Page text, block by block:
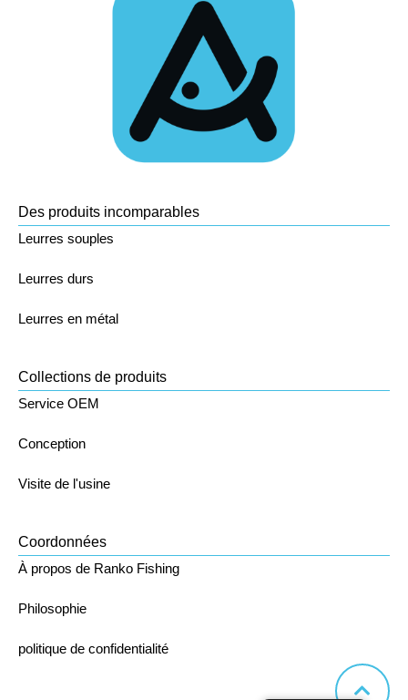
Des produits incomparables
Leurres souples
Leurres durs
Leurres en métal
Collections de produits
Service OEM
Conception
Visite de l'usine
Coordonnées
À propos de Ranko Fishing
Philosophie
politique de confidentialité